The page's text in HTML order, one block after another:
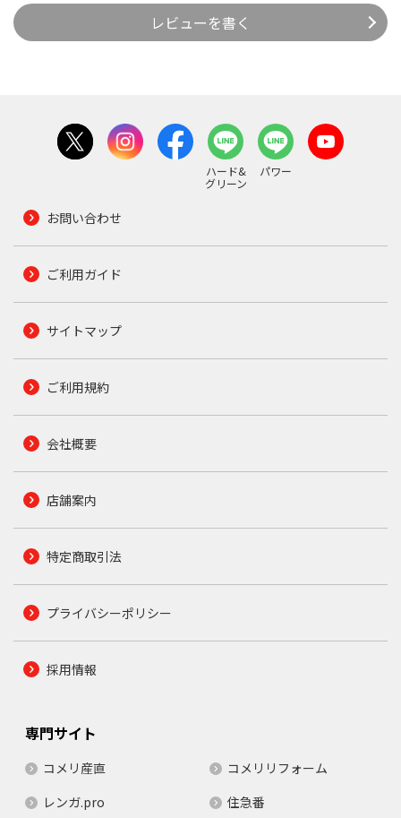
レビューを書く
ハード&
グリーン
パワー
お問い合わせ
ご利用ガイド
サイトマップ
ご利用規約
会社概要
店舗案内
特定商取引法
プライバシーポリシー
採用情報
専門サイト
コメリ産直
コメリリフォーム
レンガ.pro
住急番